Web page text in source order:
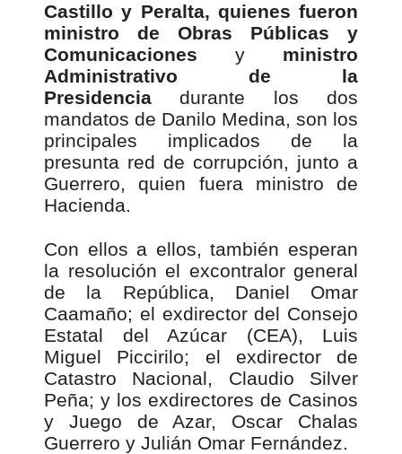
Castillo y Peralta, quienes fueron
ministro de Obras Públicas y
Comunicaciones y ministro
Administrativo de la
Presidencia durante los dos
mandatos de Danilo Medina, son los
principales implicados de la
presunta red de corrupción, junto a
Guerrero, quien fuera ministro de
Hacienda.
Con ellos a ellos, también esperan
la resolución el excontralor general
de la República, Daniel Omar
Caamaño; el exdirector del Consejo
Estatal del Azúcar (CEA), Luis
Miguel Piccirilo; el exdirector de
Catastro Nacional, Claudio Silver
Peña; y los exdirectores de Casinos
y Juego de Azar, Oscar Chalas
Guerrero y Julián Omar Fernández.